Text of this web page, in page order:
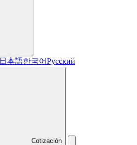
日本語한국어Русский
Cotización